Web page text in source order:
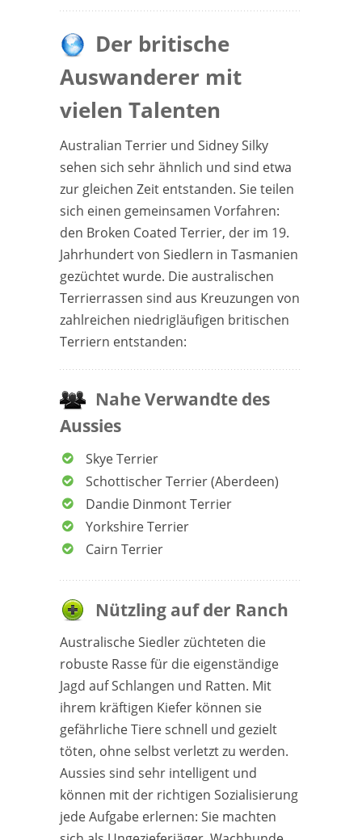
Der britische
Auswanderer mit
vielen Talenten
Australian Terrier und Sidney Silky
sehen sich sehr ähnlich und sind etwa
zur gleichen Zeit entstanden. Sie teilen
sich einen gemeinsamen Vorfahren:
den Broken Coated Terrier, der im 19.
Jahrhundert von Siedlern in Tasmanien
gezüchtet wurde. Die australischen
Terrierrassen sind aus Kreuzungen von
zahlreichen niedrigläufigen britischen
Terriern entstanden:
Nahe Verwandte des
Aussies
Skye Terrier
Schottischer Terrier (Aberdeen)
Dandie Dinmont Terrier
Yorkshire Terrier
Cairn Terrier
Nützling auf der Ranch
Australische Siedler züchteten die
robuste Rasse für die eigenständige
Jagd auf Schlangen und Ratten. Mit
ihrem kräftigen Kiefer können sie
gefährliche Tiere schnell und gezielt
töten, ohne selbst verletzt zu werden.
Aussies sind sehr intelligent und
können mit der richtigen Sozialisierung
jede Aufgabe erlernen: Sie machten